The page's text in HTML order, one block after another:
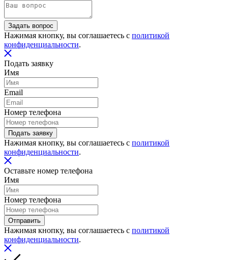
Задать вопрос
Нажимая кнопку, вы соглашаетесь с политикой
конфиденциальности.
Подать заявку
Имя
Email
Номер телефона
Подать заявку
Нажимая кнопку, вы соглашаетесь с политикой
конфиденциальности.
Оставьте номер телефона
Имя
Номер телефона
Отправить
Нажимая кнопку, вы соглашаетесь с политикой
конфиденциальности.